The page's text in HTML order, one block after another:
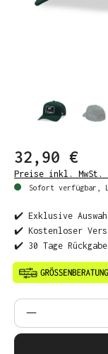
32,90 €
Preise inkl. MwSt.
Sofort verfügbar,
✔️ Exklusive
✔️ Kostenloser
✔️ 30 Tage
Produkt